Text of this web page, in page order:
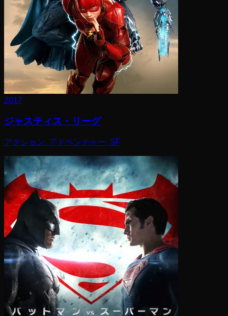
2017
ジャスティス・リーグ
アクション, アドベンチャー, SF